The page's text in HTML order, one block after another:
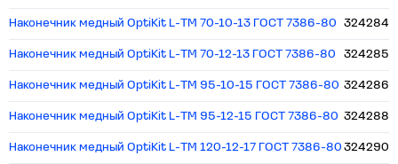
Наконечник медный OptiKit L-ТМ 70-10-13 ГОСТ 7386-80 324284
Наконечник медный OptiKit L-ТМ 70-12-13 ГОСТ 7386-80 324285
Наконечник медный OptiKit L-ТМ 95-10-15 ГОСТ 7386-80 324286
Наконечник медный OptiKit L-ТМ 95-12-15 ГОСТ 7386-80 324288
Наконечник медный OptiKit L-ТМ 120-12-17 ГОСТ 7386-80 324290